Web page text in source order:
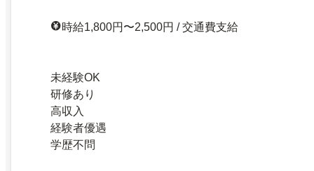
時給1,800円〜2,500円 / 交通費支給
未経験OK
研修あり
高収入
経験者優遇
学歴不問